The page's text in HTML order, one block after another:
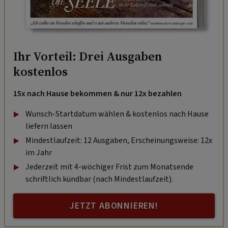
Ihr Vorteil: Drei Ausgaben
kostenlos
15x nach Hause bekommen & nur 12x bezahlen
Wunsch-Startdatum wählen & kostenlos nach Hause
liefern lassen
Mindestlaufzeit: 12 Ausgaben, Erscheinungsweise: 12x
im Jahr
Jederzeit mit 4-wöchiger Frist zum Monatsende
schriftlich kündbar (nach Mindestlaufzeit).
JETZT ABONNIEREN!